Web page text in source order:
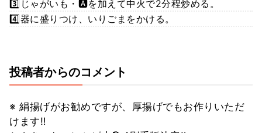
3️⃣じゃがいも・🅰️を加えて中火で2分程炒める。
4️⃣器に盛りつけ、いりごまをかける。
投稿者からのコメント
※ 絹揚げがお勧めですが、厚揚げでもお作りいただ
けます‼️